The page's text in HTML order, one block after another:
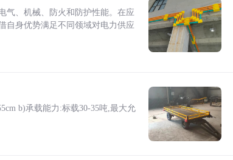
气、机械、防火和防护性能。在应
自身优势满足不同领域对电力供应
b)承载能力:标载30-35吨,最大允